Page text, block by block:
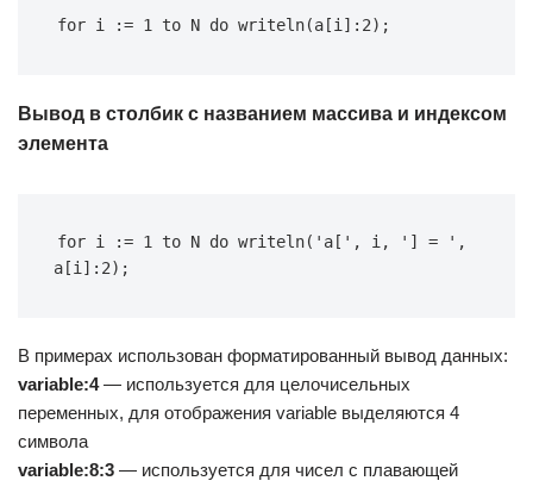
for i := 1 to N do writeln(a[i]: 2);
Вывод в столбик с названием массива и индексом
элемента
for i := 1 to N do writeln( 'a[' , i, '] = ' ,
a[i]: 2);
В примерах использован форматированный вывод данных:
variable:4— используется для целочисельных
переменных, для отображения variable выделяются 4
символа
variable:8:3 — используется для чисел с плавающей